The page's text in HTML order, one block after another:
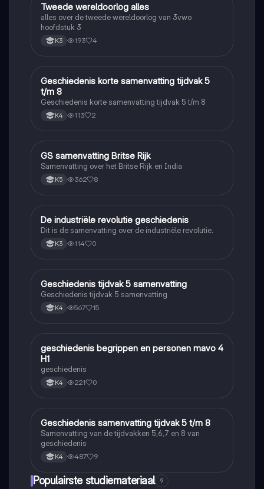
Geschiedenis
Tweede wereldoorlog alles
alles over de tweede wereldoorlog van 3vwo
hoofdstuk 3
K3 193 4
Geschiedenis
Geschiedenis korte samenvatting tijdvak 5
t/m 8
Geschiedenis korte samenvatting tijdvak 5 t/m 8
K4 113 2
Geschiedenis
GS samenvatting Britse Rijk
Samenvatting over het Britse Rijk en India
K5 362 8
Geschiedenis
De industriële revolutie geschiedenis
Dit is de samenvatting over de industriële revolutie.
K3 114 0
Geschiedenis
Geschiedenis tijdvak 5 samenvatting
Geschiedenis tijdvak 5 samenvatting
K4 567 15
Geschiedenis
geschiedenis begrippen en personen mavo 4
H1
geschiedenis
K4 221 0
Geschiedenis
Geschiedenis samenvatting tijdvak 5 t/m 8
Samenvatting van de tijdvakken 5,6,7 en 8 van
geschiedenis
K4 487 9
Populairste studiemateriaal 9